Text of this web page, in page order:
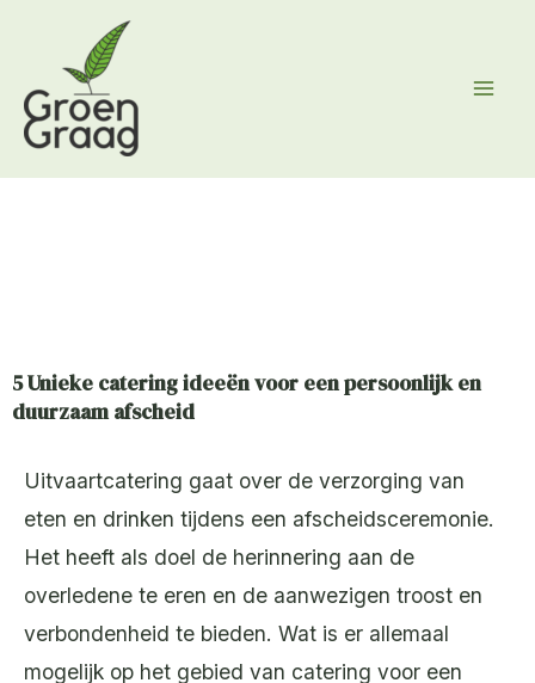
inhoud
5 Unieke catering ideeën voor een persoonlijk en
duurzaam afscheid
Uitvaartcatering gaat over de verzorging van
eten en drinken tijdens een afscheidsceremonie.
Het heeft als doel de herinnering aan de
overledene te eren en de aanwezigen troost en
verbondenheid te bieden. Wat is er allemaal
mogelijk op het gebied van catering voor een